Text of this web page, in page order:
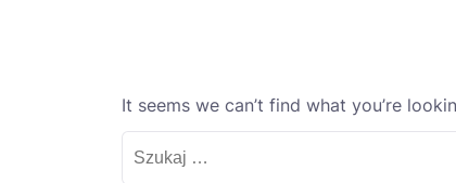
It seems we can’t find what you’re